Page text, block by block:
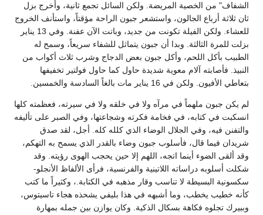
الشفاف" من الخصية المريضة. ولكن السائل تجمع ثانية، وأخرج بزل
ثان ثلاثة أرباع الجالون، واستشعر جبون الراحة مؤقتاً، واستأنف الخروج
للعشاء. ولكن الفيلة تكونت من جديد، وباتت الآن عفنة. وفي 13 يناير
بزلت للمرة الثالثة. وبدا أن جبون يتماثل للشفاء سريعاً، وسمح له
الطبيب بأكل اللحم، وأكل جبون بعض الدجاج وشرب ثلاث أكواب من
النبيذ. فأصابته آلام معوية شديدة حاول كما حاول فولتير تخفيفها
بتعاطي الأفيون. ولكن في 16 يناير مات بالغاً السادسة والخمسين.
لم يكن جبون ملهماً في مرآه ولا في خلقه ولا في سيرته، فعظمته كلها
انسكبت في كتابه، في فخامة فكرته وشجاعتها، وفي الصبر على تأليفه
والتفنن فيه، وفي الجلال الوضاء الذي كلله كله. أجل، لقد صدق
شريدان فيما قال، فأسلوب جبون وضاء بالقدر الذي يسمح به التهكم،
وقد ألقى الضوء أينما اتجه، اللهم إلا حين يحجب الهوى رؤيته. وقد
شكلت أسلوبه دراساته اللاتينية والفرنسية، فرأى الألفاظ الأنجلو-
سكسونية البسيطة لا تناسب وقار مذهبه في الكتابة.، وكثيراً ما كتب
كأنه خطيب يخطب، وما أشبهه في هذا بليفي يشحذه هجاء تاسيتوس،
وببيرك تجلوه فكاهة بسكال الذكية. وكان يوازن بين جمله بمهارة